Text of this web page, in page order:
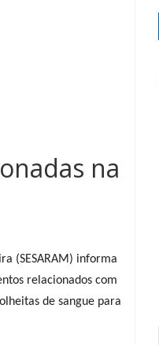
na
(SESARAM) informa
relacionados com
de sangue para